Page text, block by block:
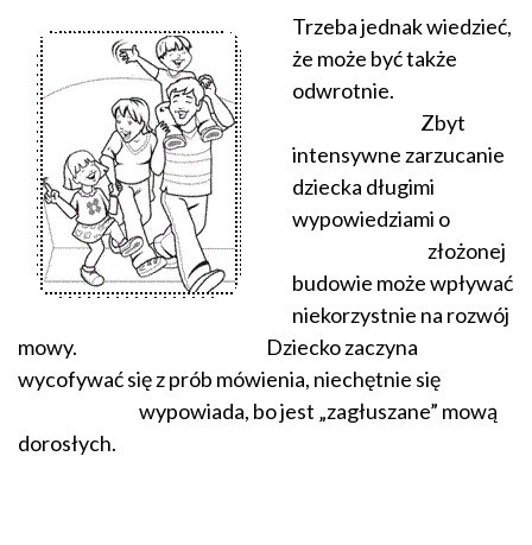
Trzeba jednak wiedzieć,
że może być także
odwrotnie.
Zbyt
intensywne zarzucanie
dziecka długimi
wypowiedziami o
złożonej
budowie może wpływać
niekorzystnie na rozwój
mowy. Dziecko zaczyna
wycofywać się z prób mówienia, niechętnie się
wypowiada, bo jest „zagłuszane” mową
dorosłych.